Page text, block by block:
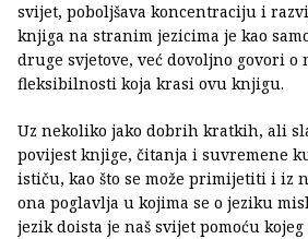
svijet, poboljšava koncentraciju i
knjiga na stranim jezicima je kao
druge svjetove, već dovoljno govori o
fleksibilnosti koja krasi ovu knjigu.
Uz nekoliko jako dobrih kratkih, ali
povijest knjige, čitanja i suvremene
ističu, kao što se može primijetiti i iz
ona poglavlja u kojima se o jeziku
jezik doista je naš svijet pomoću